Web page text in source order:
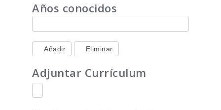
Años conocidos
Añadir Eliminar
Adjuntar Currículum